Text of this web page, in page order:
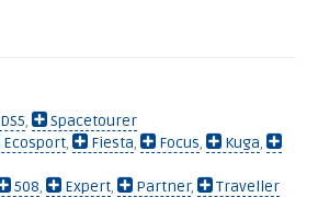
DS5,
Spacetourer
Ecosport, Fiesta, Focus, Kuga,
508, Expert, Partner,
Traveller